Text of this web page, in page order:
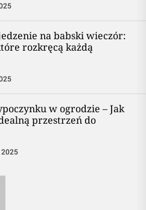
na babski wieczór:
rozkręcą każdą
w ogrodzie – Jak
przestrzeń do